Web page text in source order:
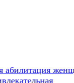
абилитация